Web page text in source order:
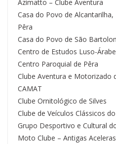
Azimatto – Clube Aventura
Casa do Povo de
Pêra
Casa do Povo de São
Centro de Estudos Luso-
Centro Paroquial de Pêra
Clube Aventura e Motorizado
CAMAT
Clube Ornitológico de Silves
Clube de Veículos Clássicos
Grupo Desportivo e Cultural
Moto Clube – Antigas